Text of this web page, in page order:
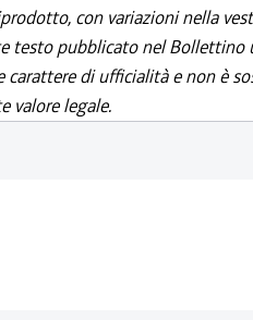
con variazioni nella
testo pubblicato nel Bollettino
carattere di ufficialità e non è
valore legale.